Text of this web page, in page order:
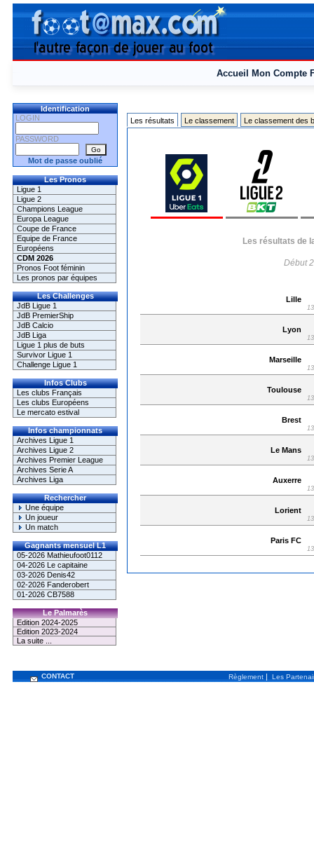
Accueil Mon Compte
Identification
LOGIN
PASSWORD
Mot de passe oublié
Les Pronos
Ligue 1
Ligue 2
Champions League
Europa League
Coupe de France
Equipe de France
Européens
CDM 2026
Pronos Foot féminin
Les pronos par équipes
Les Challenges
JdB Ligue 1
JdB PremierShip
JdB Calcio
JdB Liga
Ligue 1 plus de buts
Survivor Ligue 1
Challenge Ligue 1
Infos Clubs
Les clubs Français
Les clubs Européens
Le mercato estival
Infos championnats
Archives Ligue 1
Archives Ligue 2
Archives Premier League
Archives Serie A
Archives Liga
Rechercher
Une équipe
Un joueur
Un match
Gagnants mensuel L1
05-2026 Mathieufoot0112
04-2026 Le capitaine
03-2026 Denis42
02-2026 Fanderobert
01-2026 CB7588
Le Palmarès
Edition 2024-2025
Edition 2023-2024
La suite ...
Les résultats Le classement Le classement des
Les résultats de
Début
Lille
Lyon
Marseille
Toulouse
Brest
Le Mans
Auxerre
Lorient
Paris FC
CONTACT Règlement | Les